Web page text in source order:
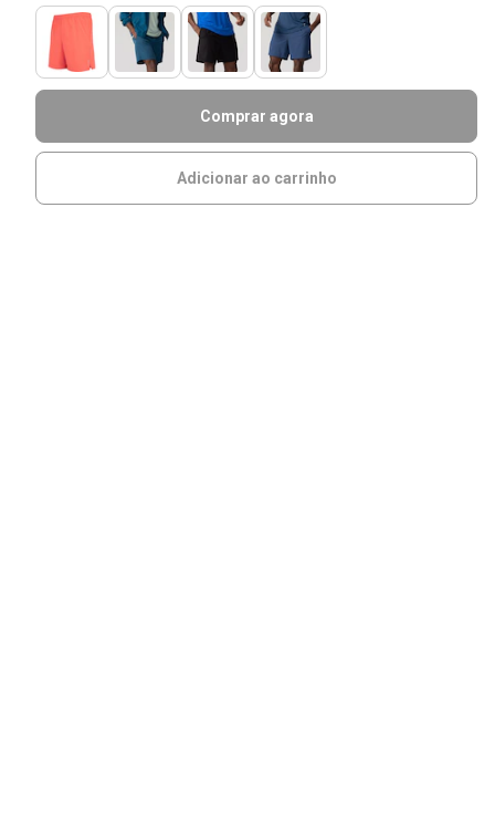
Comprar agora
Adicionar ao carrinho